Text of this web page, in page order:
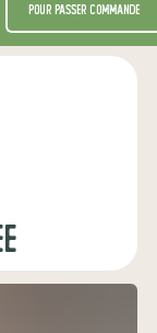
pour passer commande